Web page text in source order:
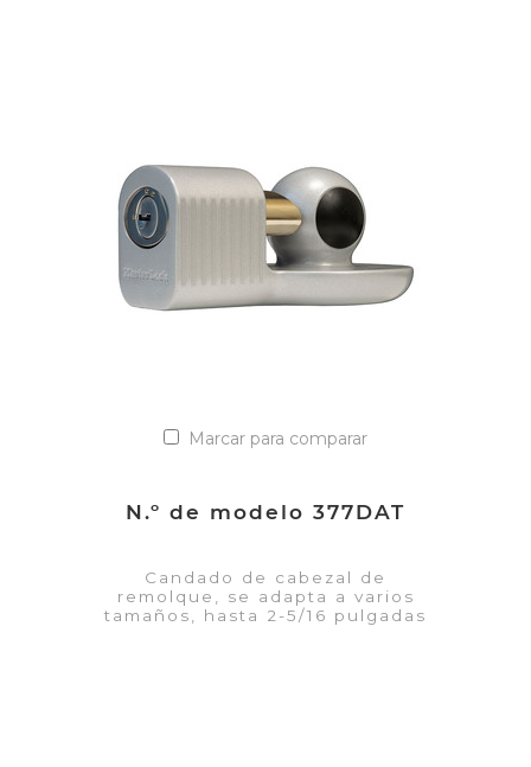
Añadir a la lista de cotización
Marcar para comparar
N.º de modelo 377DAT
Candado de cabezal de
remolque, se adapta a varios
tamaños, hasta 2-5/16 pulgadas